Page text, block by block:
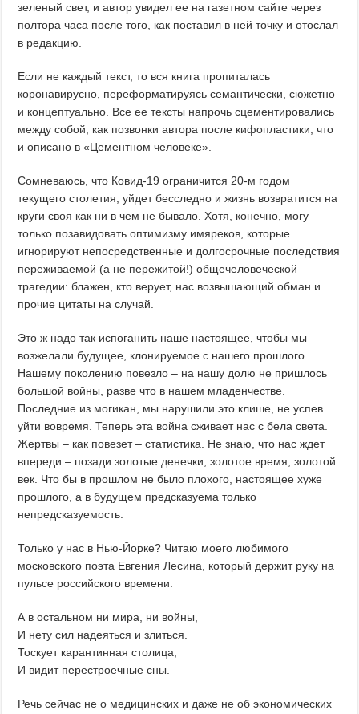
зеленый свет, и автор увидел ее на газетном сайте через
полтора часа после того, как поставил в ней точку и отослал
в редакцию.
Если не каждый текст, то вся книга пропиталась
коронавирусно, переформатируясь семантически, сюжетно
и концептуально. Все ее тексты напрочь сцементировались
между собой, как позвонки автора после кифопластики, что
и описано в «Цементном человеке».
Сомневаюсь, что Ковид-19 ограничится 20-м годом
текущего столетия, уйдет бесследно и жизнь возвратится на
круги своя как ни в чем не бывало. Хотя, конечно, могу
только позавидовать оптимизму имяреков, которые
игнорируют непосредственные и долгосрочные последствия
переживаемой (а не пережитой!) общечеловеческой
трагедии: блажен, кто верует, нас возвышающий обман и
прочие цитаты на случай.
Это ж надо так испоганить наше настоящее, чтобы мы
возжелали будущее, клонируемое с нашего прошлого.
Нашему поколению повезло – на нашу долю не пришлось
большой войны, разве что в нашем младенчестве.
Последние из могикан, мы нарушили это клише, не успев
уйти вовремя. Теперь эта война сживает нас с бела света.
Жертвы – как повезет – статистика. Не знаю, что нас ждет
впереди – позади золотые денечки, золотое время, золотой
век. Что бы в прошлом не было плохого, настоящее хуже
прошлого, а в будущем предсказуема только
непредсказуемость.
Только у нас в Нью-Йорке? Читаю моего любимого
московского поэта Евгения Лесина, который держит руку на
пульсе российского времени:
А в остальном ни мира, ни войны,
И нету сил надеяться и злиться.
Тоскует карантинная столица,
И видит перестроечные сны.
Речь сейчас не о медицинских и даже не об экономических